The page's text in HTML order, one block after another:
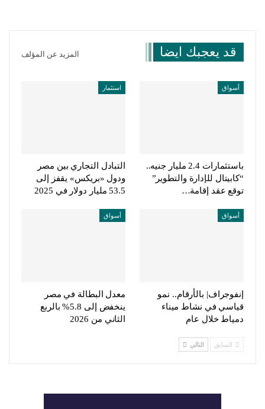
قد يعجبك ايضا المزيد عن المؤلف
أسواق
باستثمارات 2.4 مليار جنيه..
“كابيتال للإدارة والتطوير”
توقع عقد إقامة…
استثمار
التبادل التجاري بين مصر
ودول «بريكس» يقفز إلى
53.5 مليار دولار في 2025
أسواق
إنفوجراف| بالأرقام.. نمو
قياسي في نشاط ميناء
دمياط خلال عام
أسواق
معدل البطالة في مصر
ينخفض إلى 5.8% بالربع
الثاني من 2026
السابق التالي